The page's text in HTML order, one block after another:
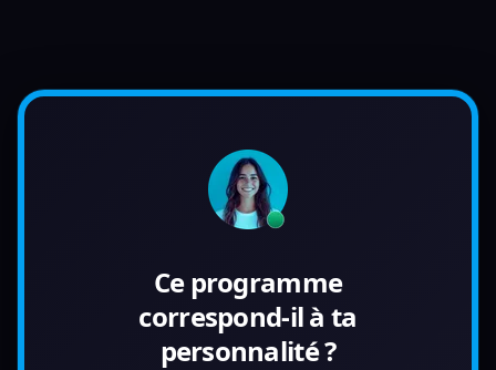
Ce programme
correspond-il à ta
personnalité ?